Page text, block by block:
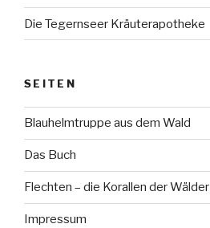
Die Tegernseer Kräuterapotheke
SEITEN
Blauhelmtruppe aus dem Wald
Das Buch
Flechten – die Korallen der Wälder
Impressum